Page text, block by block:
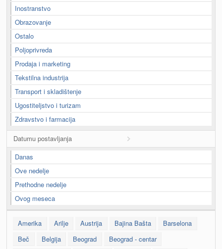
Inostranstvo
Obrazovanje
Ostalo
Poljoprivreda
Prodaja i marketing
Tekstilna industrija
Transport i skladištenje
Ugostiteljstvo i turizam
Zdravstvo i farmacija
Datumu postavljanja
Danas
Ove nedelje
Prethodne nedelje
Ovog meseca
Amerika Arilje Austrija Bajina Bašta
Barselona
Beč
Belgija Beograd
Beograd - centar